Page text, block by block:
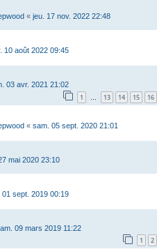
« jeu. 17 nov. 2022 22:48
10 août 2022 09:45
03 avr. 2021 21:02
1 … 13 14 15 16
« sam. 05 sept. 2020 21:01
mai 2020 23:10
01 sept. 2019 00:19
09 mars 2019 11:22
1 2